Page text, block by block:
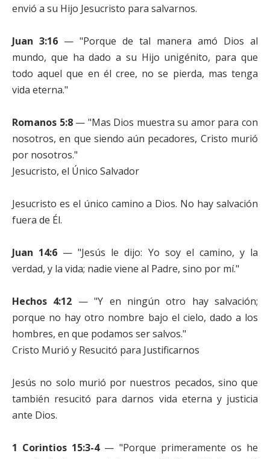
envió a su Hijo Jesucristo para salvarnos.
Juan 3:16 — "Porque de tal manera amó Dios al
mundo, que ha dado a su Hijo unigénito, para que
todo aquel que en él cree, no se pierda, mas tenga
vida eterna."
Romanos 5:8— "Mas Dios muestra su amor para con
nosotros, en que siendo aún pecadores, Cristo murió
por nosotros."
Jesucristo, el Único Salvador
Jesucristo es el único camino a Dios. No hay salvación
fuera de Él.
Juan 14:6 — "Jesús le dijo: Yo soy el camino, y la
verdad, y la vida; nadie viene al Padre, sino por mí."
Hechos 4:12 — "Y en ningún otro hay salvación;
porque no hay otro nombre bajo el cielo, dado a los
hombres, en que podamos ser salvos."
Cristo Murió y Resucitó para Justificarnos
Jesús no solo murió por nuestros pecados, sino que
también resucitó para darnos vida eterna y justicia
ante Dios.
1 Corintios 15:3-4— "Porque primeramente os he